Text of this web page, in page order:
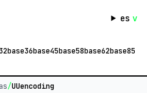
es v
base36base45base58base62base85
/UUencoding